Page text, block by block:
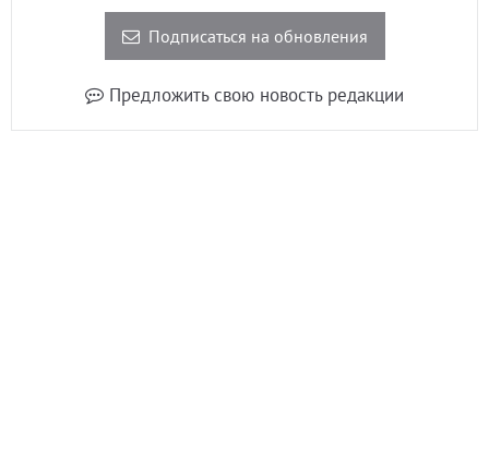
Подписаться на обновления
Предложить свою новость редакции